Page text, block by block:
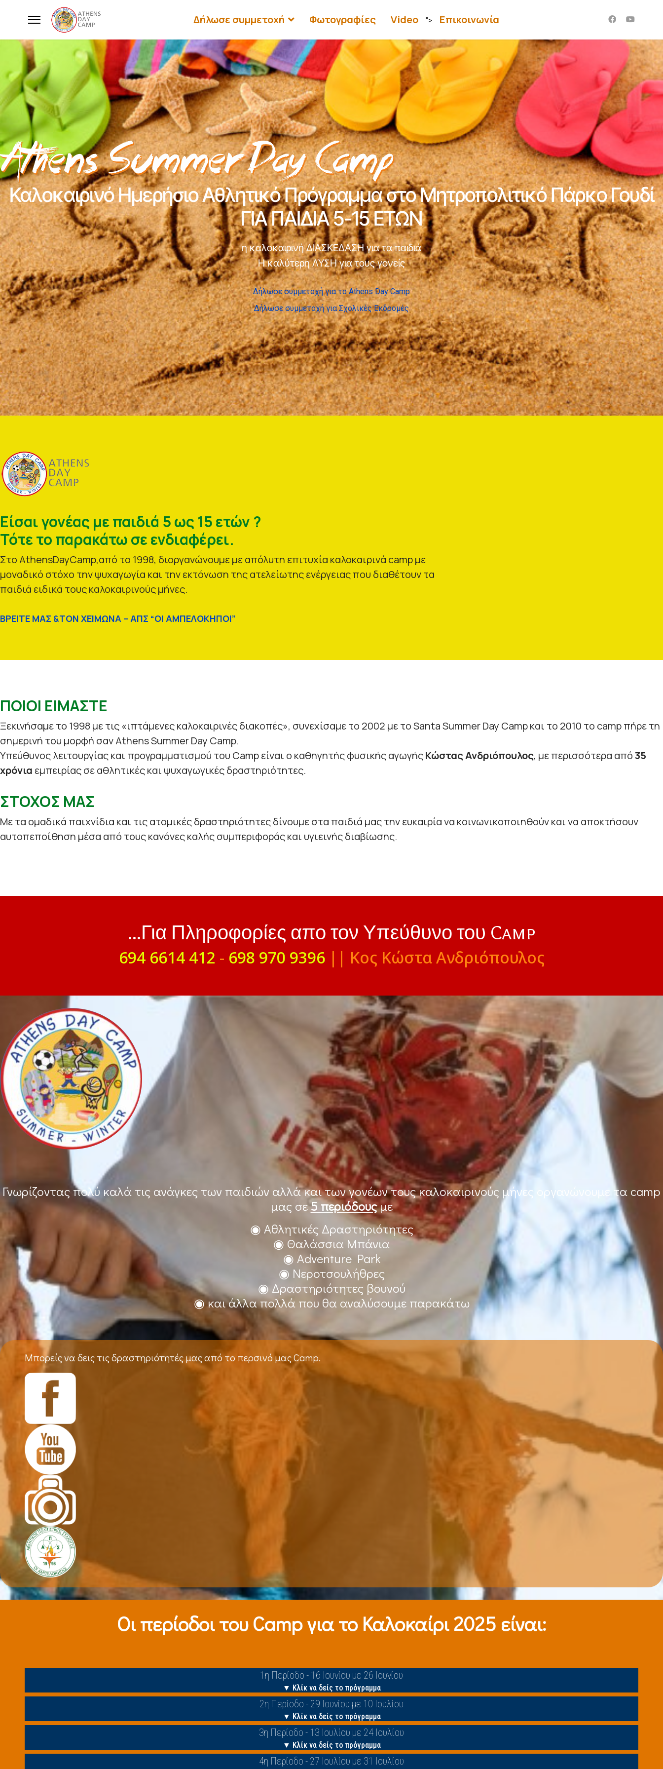
Δήλωσε συμμετοχή Φωτογραφίες Video "> Επικοινωνία
Καλοκαιρινό Ημερήσιο Αθλητικό Πρόγραμμα στο Μητροπολιτικό Πάρκο Γουδί
ΓΙΑ ΠΑΙΔΙΑ 5-15 ΕΤΩΝ
η καλοκαιρινή ΔΙΑΣΚΕΔΑΣΗ για τα παιδιά
Η καλύτερη ΛΥΣΗ για τους γονείς
Δήλωσε συμμετοχή για το Athens Day Camp
Δήλωσε συμμετοχή για Σχολικές Εκδρομές
Είσαι γονέας με παιδιά 5 ως 15 ετών ?
Τότε το παρακάτω σε ενδιαφέρει.
Στο AthensDayCamp,από το 1998, διοργανώνουμε με απόλυτη επιτυχία καλοκαιρινά camp με
μοναδικό στόχο την ψυχαγωγία και την εκτόνωση της ατελείωτης ενέργειας που διαθέτουν τα
παιδιά ειδικά τους καλοκαιρινούς μήνες.
ΒΡΕΙΤΕ ΜΑΣ &ΤΟΝ ΧΕΙΜΩΝΑ – ΑΠΣ “ΟΙ ΑΜΠΕΛΟΚΗΠΟΙ”
ΠΟΙΟΙ ΕΙΜΑΣΤΕ
Ξεκινήσαμε το 1998 με τις «ιπτάμενες καλοκαιρινές διακοπές», συνεχίσαμε το 2002 με το Santa Summer Day Camp και το 2010 το camp πήρε τη
σημερινή του μορφή σαν Athens Summer Day Camp.
Υπεύθυνος λειτουργίας και προγραμματισμού του Camp είναι ο καθηγητής φυσικής αγωγήςΚώστας Ανδριόπουλος, με περισσότερα από35
χρόνια εμπειρίας σε αθλητικές και ψυχαγωγικές δραστηριότητες.
ΣΤΟΧΟΣ ΜΑΣ
Με τα ομαδικά παιχνίδια και τις ατομικές δραστηριότητες δίνουμε στα παιδιά μας την ευκαιρία να κοινωνικοποιηθούν και να αποκτήσουν
αυτοπεποίθηση μέσα από τους κανόνες καλής συμπεριφοράς και υγιεινής διαβίωσης.
...Για Πληροφορίες απο τον Υπεύθυνο του Camp
694 6614 412 - 698 970 9396|| Κος Κώστα Ανδριόπουλος
Γνωρίζοντας πολύ καλά τις ανάγκες των παιδιών αλλά και των γονέων τους καλοκαιρινούς μήνες οργανώνουμε τα camp
μας σε5 περιόδουςμε
◉ Αθλητικές Δραστηριότητες
◉ Θαλάσσια Μπάνια
◉ Adventure Park
◉ Νεροτσουλήθρες
◉ Δραστηριότητες βουνού
◉ και άλλα πολλά που θα αναλύσουμε παρακάτω
Μπορείς να δεις τις δραστηριότητές μας από το περσινό μας Camp.
Οι περίοδοι τoυ Camp για το Καλοκαίρι 2025 είναι:
1η Περίοδο - 16 Ιουνίου με 26 Ιουνίου
▼ Κλίκ να δείς το πρόγραμμα
2η Περίοδο - 29 Ιουνίου με 10 Ιουλίου
▼ Κλίκ να δείς το πρόγραμμα
3η Περίοδο - 13 Ιουλίου με 24 Ιουλίου
▼ Κλίκ να δείς το πρόγραμμα
4η Περίοδο - 27 Ιουλίου με 31 Ιουλίου